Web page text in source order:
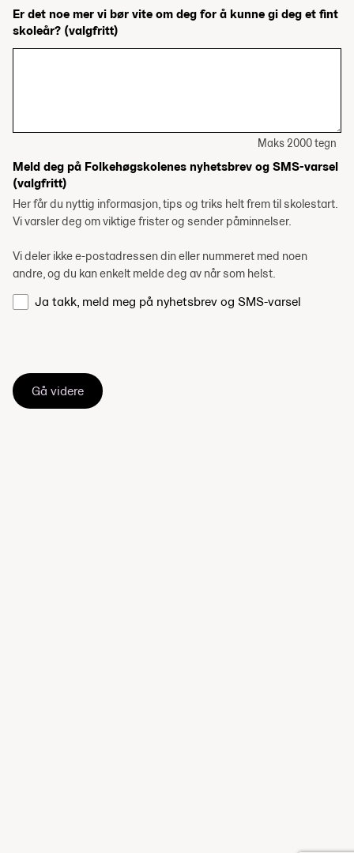
Er det noe mer vi bør vite om deg for å kunne gi deg et fint
skoleår? (valgfritt)
Maks 2000 tegn
Meld deg på Folkehøgskolenes nyhetsbrev og SMS-varsel
(valgfritt)
Her får du nyttig informasjon, tips og triks helt frem til skolestart.
Vi varsler deg om viktige frister og sender påminnelser.
Vi deler ikke e-postadressen din eller nummeret med noen
andre, og du kan enkelt melde deg av når som helst.
Ja takk, meld meg på nyhetsbrev og SMS-varsel
Gå videre